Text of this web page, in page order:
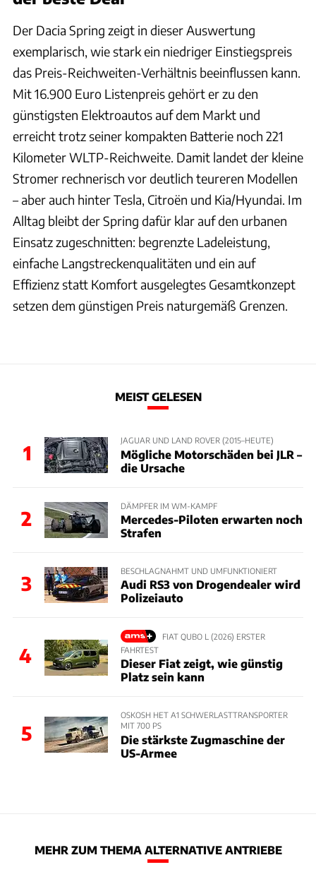
Der Dacia Spring zeigt in dieser Auswertung
exemplarisch, wie stark ein niedriger Einstiegspreis
das Preis-Reichweiten-Verhältnis beeinflussen kann.
Mit 16.900 Euro Listenpreis gehört er zu den
günstigsten Elektroautos auf dem Markt und
erreicht trotz seiner kompakten Batterie noch 221
Kilometer WLTP-Reichweite. Damit landet der kleine
Stromer rechnerisch vor deutlich teureren Modellen
– aber auch hinter Tesla, Citroën und Kia/Hyundai. Im
Alltag bleibt der Spring dafür klar auf den urbanen
Einsatz zugeschnitten: begrenzte Ladeleistung,
einfache Langstreckenqualitäten und ein auf
Effizienz statt Komfort ausgelegtes Gesamtkonzept
setzen dem günstigen Preis naturgemäß Grenzen.
MEIST GELESEN
1
JAGUAR UND LAND ROVER (2015–HEUTE)
Mögliche Motorschäden bei JLR –
die Ursache
2
DÄMPFER IM WM-KAMPF
Mercedes-Piloten erwarten noch
Strafen
3
BESCHLAGNAHMT UND UMFUNKTIONIERT
Audi RS3 von Drogendealer wird
Polizeiauto
4
FIAT QUBO L (2026) ERSTER
FAHRTEST
Dieser Fiat zeigt, wie günstig
Platz sein kann
5
OSKOSH HET A1 SCHWERLASTTRANSPORTER
MIT 700 PS
Die stärkste Zugmaschine der
US-Armee
MEHR ZUM THEMA ALTERNATIVE ANTRIEBE